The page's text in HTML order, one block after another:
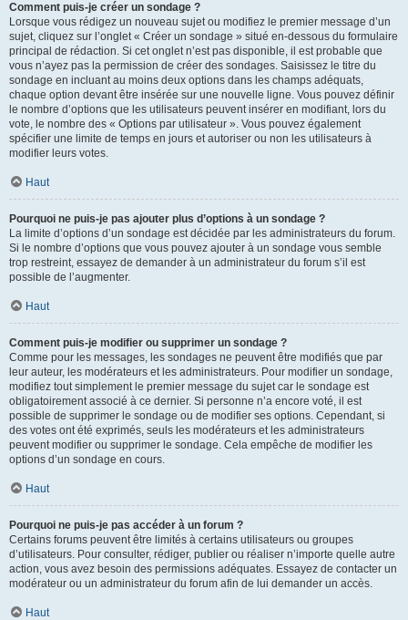
Comment puis-je créer un sondage ?
Lorsque vous rédigez un nouveau sujet ou modifiez le premier message d’un
sujet, cliquez sur l’onglet « Créer un sondage » situé en-dessous du formulaire
principal de rédaction. Si cet onglet n’est pas disponible, il est probable que
vous n’ayez pas la permission de créer des sondages. Saisissez le titre du
sondage en incluant au moins deux options dans les champs adéquats,
chaque option devant être insérée sur une nouvelle ligne. Vous pouvez définir
le nombre d’options que les utilisateurs peuvent insérer en modifiant, lors du
vote, le nombre des « Options par utilisateur ». Vous pouvez également
spécifier une limite de temps en jours et autoriser ou non les utilisateurs à
modifier leurs votes.
Haut
Pourquoi ne puis-je pas ajouter plus d’options à un sondage ?
La limite d’options d’un sondage est décidée par les administrateurs du forum.
Si le nombre d’options que vous pouvez ajouter à un sondage vous semble
trop restreint, essayez de demander à un administrateur du forum s’il est
possible de l’augmenter.
Haut
Comment puis-je modifier ou supprimer un sondage ?
Comme pour les messages, les sondages ne peuvent être modifiés que par
leur auteur, les modérateurs et les administrateurs. Pour modifier un sondage,
modifiez tout simplement le premier message du sujet car le sondage est
obligatoirement associé à ce dernier. Si personne n’a encore voté, il est
possible de supprimer le sondage ou de modifier ses options. Cependant, si
des votes ont été exprimés, seuls les modérateurs et les administrateurs
peuvent modifier ou supprimer le sondage. Cela empêche de modifier les
options d’un sondage en cours.
Haut
Pourquoi ne puis-je pas accéder à un forum ?
Certains forums peuvent être limités à certains utilisateurs ou groupes
d’utilisateurs. Pour consulter, rédiger, publier ou réaliser n’importe quelle autre
action, vous avez besoin des permissions adéquates. Essayez de contacter un
modérateur ou un administrateur du forum afin de lui demander un accès.
Haut